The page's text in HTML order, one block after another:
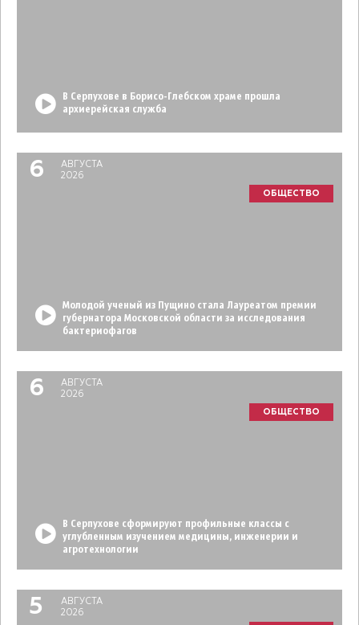
В Серпухове в Борисо-Глебском храме прошла
архиерейская служба
6
АВГУСТА
2026
ОБЩЕСТВО
Молодой ученый из Пущино стала Лауреатом премии
губернатора Московской области за исследования
бактериофагов
6
АВГУСТА
2026
ОБЩЕСТВО
В Серпухове сформируют профильные классы с
углубленным изучением медицины, инженерии и
агротехнологии
5
АВГУСТА
2026